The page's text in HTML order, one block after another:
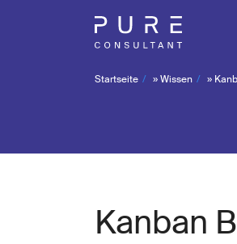
Startseite »Wissen »
Kanban